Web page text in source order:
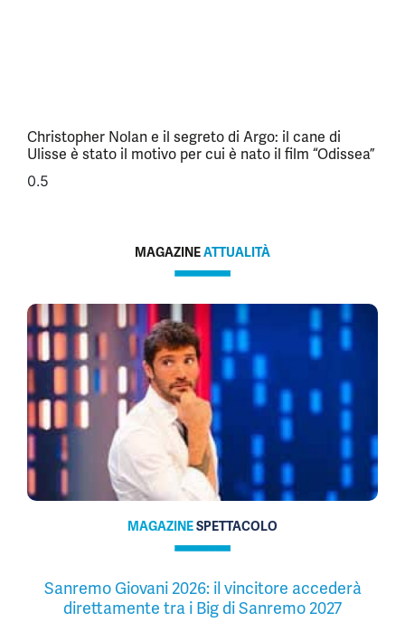
Christopher Nolan e il segreto di Argo: il cane di
Ulisse è stato il motivo per cui è nato il film “Odissea”
MAGAZINEATTUALITÀ
MAGAZINESPETTACOLO
Sanremo Giovani 2026: il vincitore accederà
direttamente tra i Big di Sanremo 2027